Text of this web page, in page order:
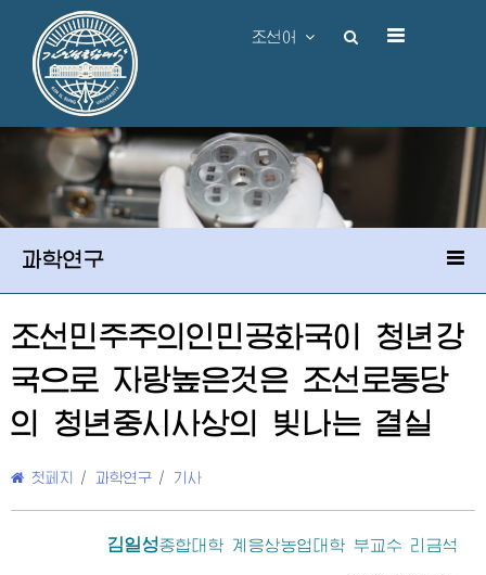
조선어
과학연구
조선민주주의인민공화국이 청년강
국으로 자랑높은것은 조선로동당
의 청년중시사상의 빛나는 결실
첫페지 / 과학연구 / 기사
김일성종합대학 계응상농업대학 부교수 리금석